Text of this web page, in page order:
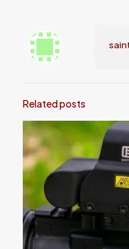
Related posts